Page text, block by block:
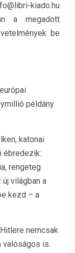
kiado.hu
a megadott
be
példány
katonai
ébredezik:
rengeteg
világban a
kezd – a
nemcsak
valóságos is.